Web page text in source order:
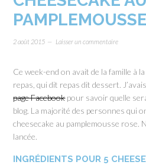
2 août 2015 Laisser un commentaire
Ce week-end on avait de la famille à
repas, qui dit repas dit dessert.
page Facebookpour savoir quelle
blog. La majorité des personnes qui
cheesecake au pamplemousse rose.
lancée.
INGRÉDIENTS POUR 5